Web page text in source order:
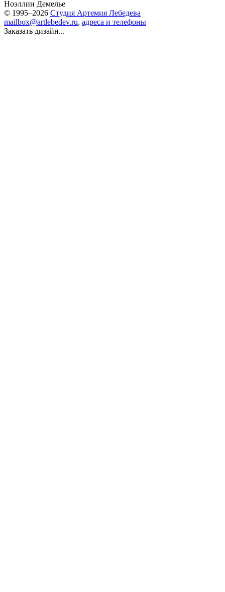
Ноэллин Демелье
© 1995–2026 Студия Артемия Лебедева
mailbox@artlebedev.ru, адреса и телефоны
Заказать дизайн...